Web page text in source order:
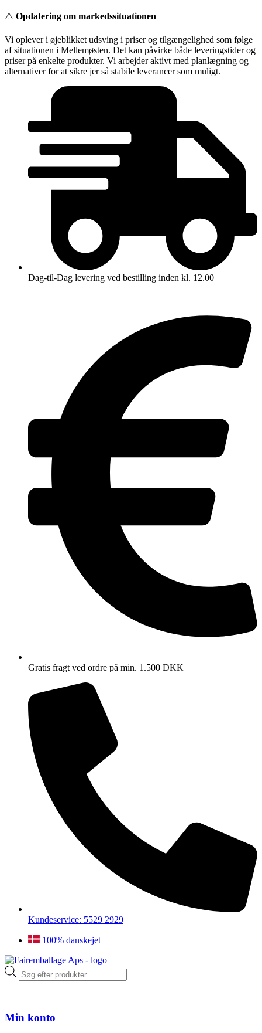
Videre
indhold
⚠️ Opdatering om markedssituationen
Vi oplever i øjeblikket udsving i priser og tilgængelighed som følge
af situationen i Mellemøsten. Det kan påvirke både leveringstider og
priser på enkelte produkter. Vi arbejder aktivt med planlægning og
alternativer for at sikre jer så stabile leverancer som muligt.
Dag-til-Dag levering ved bestilling inden kl. 12.00
Gratis fragt ved ordre på min. 1.500 DKK
Kundeservice: 5529 2929
100% danskejet
Products
search
Min konto